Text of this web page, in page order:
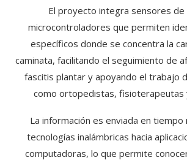
El proyecto integra sensores de
microcontroladores que permiten
específicos donde se concentra la
caminata, facilitando el seguimiento de
fascitis plantar y apoyando el trabajo
como ortopedistas, fisioterapeutas
La información es enviada en
tecnologías inalámbricas hacia
computadoras, lo que permite